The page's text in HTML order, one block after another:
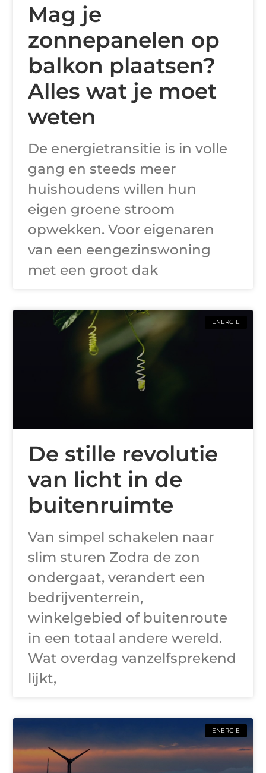
Mag je
zonnepanelen op
balkon plaatsen?
Alles wat je moet
weten
De energietransitie is in volle
gang en steeds meer
huishoudens willen hun
eigen groene stroom
opwekken. Voor eigenaren
van een eengezinswoning
met een groot dak
ENERGIE
De stille revolutie
van licht in de
buitenruimte
Van simpel schakelen naar
slim sturen Zodra de zon
ondergaat, verandert een
bedrijventerrein,
winkelgebied of buitenroute
in een totaal andere wereld.
Wat overdag vanzelfsprekend
lijkt,
ENERGIE